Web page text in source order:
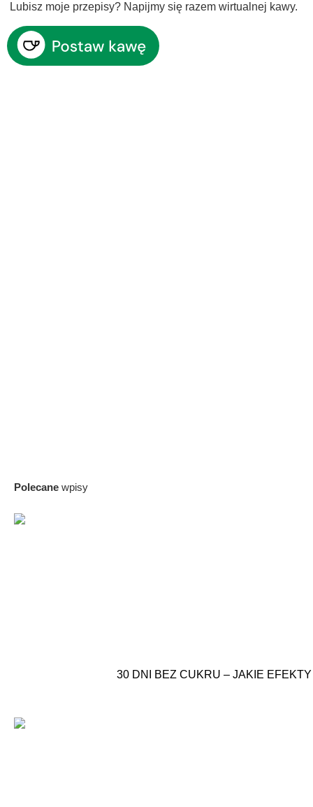
Lubisz moje przepisy? Napijmy się razem wirtualnej kawy.
Polecane wpisy
30 DNI BEZ CUKRU – JAKIE